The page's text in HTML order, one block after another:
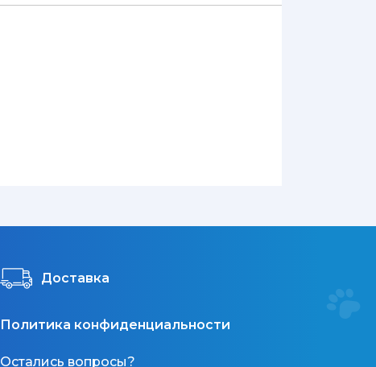
Доставка
Политика конфиденциальности
Остались вопросы?